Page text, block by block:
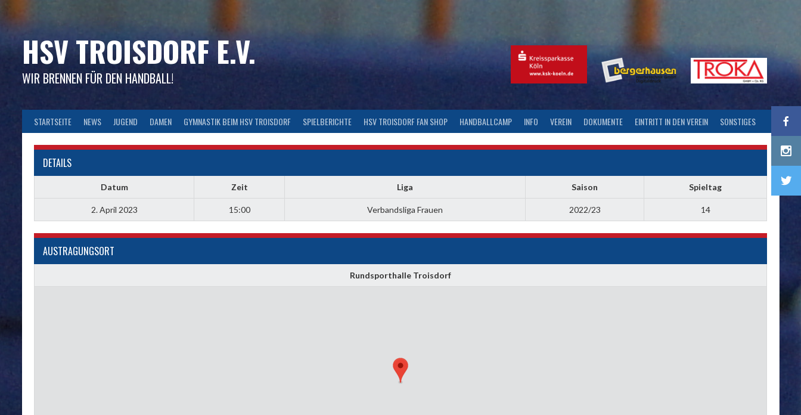
HSV TROISDORF E.V.
WIR BRENNEN FÜR DEN HANDBALL!
STARTSEITE NEWS JUGEND DAMEN GYMNASTIK BEIM HSV TROISDORF SPIELBERICHTE HSV TROISDORF FAN SHOP HANDBALLCAMP INFO VEREIN DOKUMENTE EINTRITT IN DEN VEREIN SONSTIGES
DETAILS
Datum Zeit Liga Saison Spieltag
2. April 2023 15:00 Verbandsliga Frauen 2022/23 14
AUSTRAGUNGSORT
Rundsporthalle Troisdorf